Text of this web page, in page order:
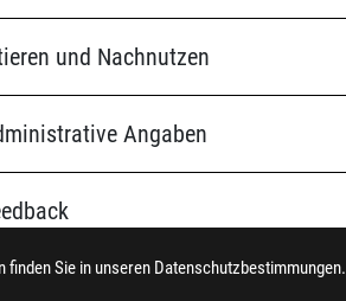
und Nachnutzen
Angaben
finden Sie in unseren Datenschutzbestimmungen.